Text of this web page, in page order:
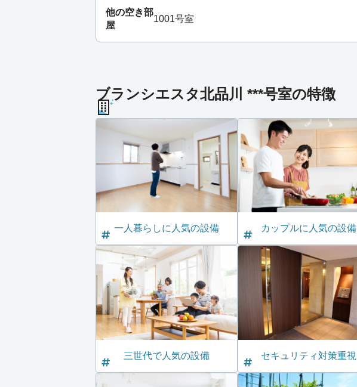
他の空き部
屋
1001号室
ブランシエスタ北品川 ***号室の特徴
一人暮らしに人気の設備 カップルに人気の設備
三世代で人気の設備 セキュリティ対策重視